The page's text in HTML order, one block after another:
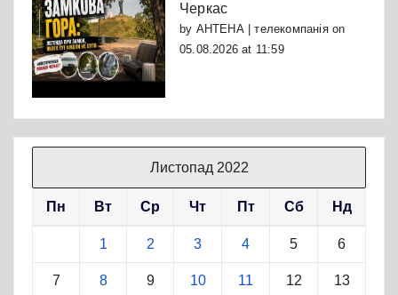
Черкас
by АНТЕНА | телекомпаніяon
05.08.2026 at 11:59
Листопад 2022
Пн Вт Ср Чт Пт Сб Нд
1 2 3 4 5 6
7 8 9 10 11 12 13